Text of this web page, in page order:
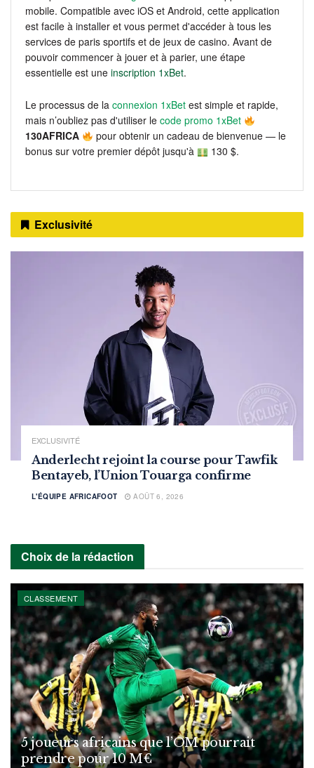
mobile. Compatible avec iOS et Android, cette application
est facile à installer et vous permet d'accéder à tous les
services de paris sportifs et de jeux de casino. Avant de
pouvoir commencer à jouer et à parier, une étape
essentielle est une inscription 1xBet.
Le processus de la connexion 1xBet est simple et rapide,
mais n’oubliez pas d'utiliser le code promo 1xBet
130AFRICA
pour obtenir un cadeau de bienvenue — le
bonus sur votre premier dépôt jusqu'à
130 $.
Exclusivité
EXCLUSIVITÉ
Anderlecht rejoint la course pour Tawfik
Bentayeb, l’Union Touarga confirme
L'ÉQUIPE AFRICAFOOT AOÛT 6, 2026
Choix de la rédaction
CLASSEMENT
5 joueurs africains que l’OM pourrait
prendre pour 10 M€